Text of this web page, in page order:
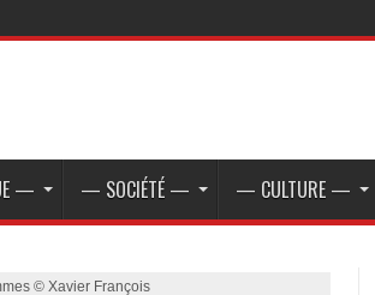
— — SOCIÉTÉ — — CULTURE —
© Xavier François